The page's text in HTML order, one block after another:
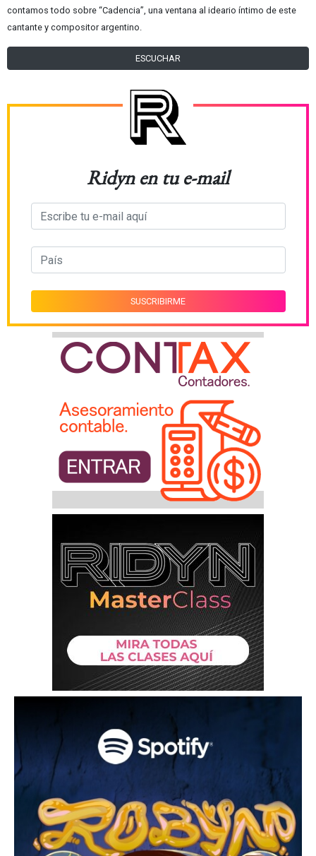
contamos todo sobre “Cadencia”, una ventana al ideario íntimo de este
cantante y compositor argentino.
ESCUCHAR
Ridyn en tu e-mail